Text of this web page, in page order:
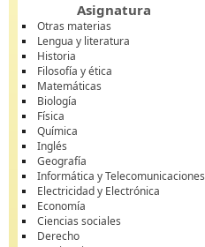
Asignatura
Otras materias
Lengua y literatura
Historia
Filosofía y ética
Matemáticas
Biología
Física
Química
Inglés
Geografía
Informática y Telecomunicaciones
Electricidad y Electrónica
Economía
Ciencias sociales
Derecho